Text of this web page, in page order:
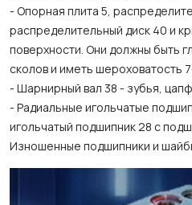
- Опорная плита 5,
распределительный диск 40 и
поверхности. Они должны быть
сколов и иметь шероховатость
- Шарнирный вал 38 - зубья,
- Радиальные игольчатые
игольчатый подшипник 28 с
Изношенные подшипники и